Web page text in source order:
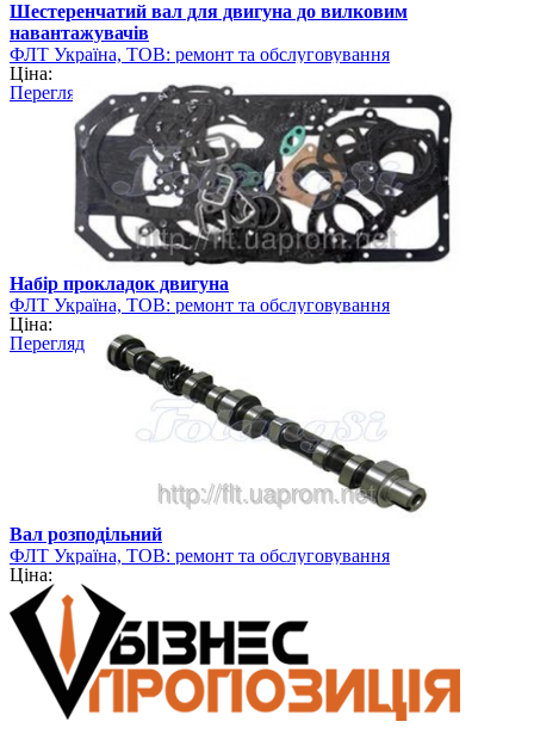
Шестеренчатий вал для двигуна до вилковим
навантажувачів
ФЛТ Україна, ТОВ: ремонт та обслуговування
навантажувально-розвантажувальної техніки
Ціна:
Перегляд
Набір прокладок двигуна
ФЛТ Україна, ТОВ: ремонт та обслуговування
навантажувально-розвантажувальної техніки
Ціна:
Перегляд
Вал розподільний
ФЛТ Україна, ТОВ: ремонт та обслуговування
навантажувально-розвантажувальної техніки
Ціна: